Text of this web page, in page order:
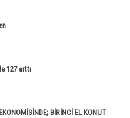
127 arttı
BİRİNCİ EL KONUT